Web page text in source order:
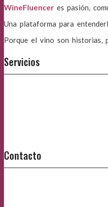
WineFluencer es pasión,
Una plataforma para
Porque el vino son historias,
Servicios
Contacto